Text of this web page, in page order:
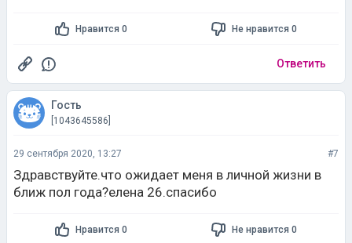
Нравится 0 Не нравится 0
Ответить
Гость
[1043645586]
29 сентября 2020, 13:27 #7
Здравствуйте.что ожидает меня в личной жизни в
ближ пол года?елена 26.спасибо
Нравится 0 Не нравится 0